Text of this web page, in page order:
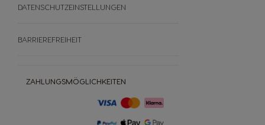
ZAHLUNGSMÖGLICHKEITEN
DATENSCHUTZEINSTELLUNGEN
BARRIEREFREIHEIT